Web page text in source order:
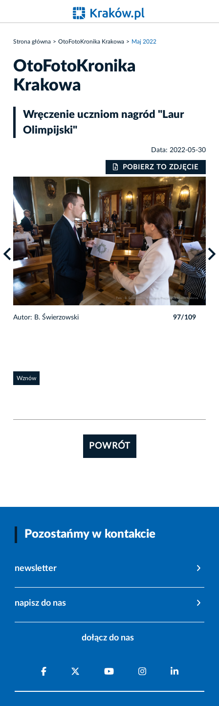
Strona główna OtoFotoKronika Krakowa Maj 2022
OtoFotoKronika
Krakowa
Wręczenie uczniom nagród "Laur
Olimpijski"
Data: 2022-05-30
POBIERZ TO ZDJĘCIE
Autor: B. Świerzowski 97/109
Wznów
POWRÓT
Pozostańmy w kontakcie
newsletter
napisz do nas
dołącz do nas